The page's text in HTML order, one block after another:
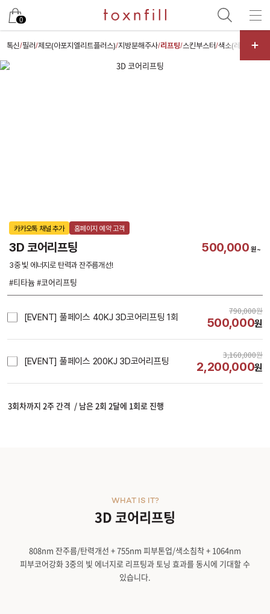
0
톡신/필러/제모(아포지엘리트플러스)/지방분해주사/리프팅/스킨부스터/색소(레이저)/
카카오톡 채널 추가 홈페이지 예약 고객
3D 코어리프팅 500,000 원~
카카
3중 빛 에너지로 탄력과 잔주름개선!
#티타늄 #코어리프팅
[EVENT] 풀페이스 40KJ 3D코어리프팅 1회
790,000원
500,000원
[EVENT] 풀페이스 200KJ 3D코어리프팅
3,160,000원
2,200,000원
시술내용
3회차까지 2주 간격 / 남은 2회 2달에 1회로 진행
3D 코어리프팅
WHAT IS IT?
808nm 잔주름/탄력개선 + 755nm 피부톤업/색소침착 + 1064nm
피부코어강화 3중의 빛 에너지로 리프팅과 토닝 효과를 동시에 기대할 수
있습니다.